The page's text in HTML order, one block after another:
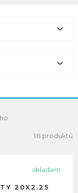
18 produktů
skladem
20X2.25